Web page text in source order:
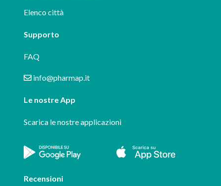
Elenco città
Supporto
FAQ
info@pharmap.it
Le nostre App
Scarica le nostre applicazioni
Recensioni